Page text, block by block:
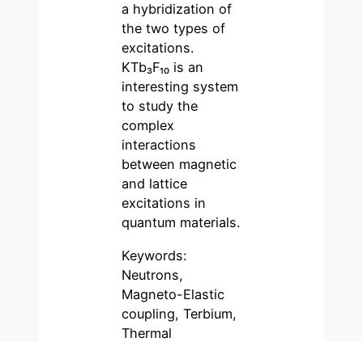
a hybridization of
the two types of
excitations.
KTb₃F₁₀ is an
interesting system
to study the
complex
interactions
between magnetic
and lattice
excitations in
quantum materials.
Keywords:
Neutrons,
Magneto-Elastic
coupling, Terbium,
Thermal